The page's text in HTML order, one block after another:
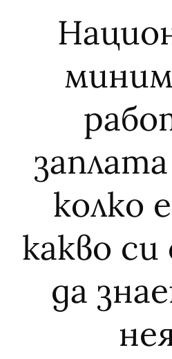
колко
какво
да